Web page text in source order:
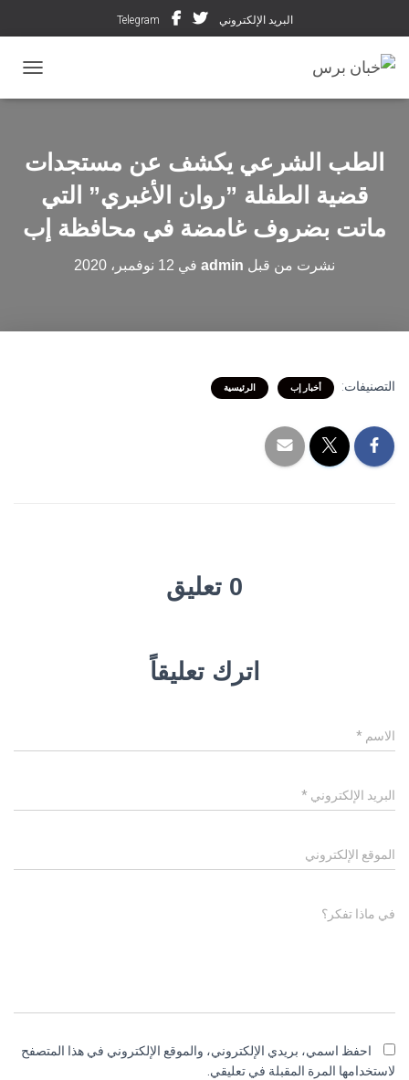
البريد الإلكتروني Telegram
الطب الشرعي يكشف عن مستجدات
قضية الطفلة ”روان الأغبري” التي
ماتت بضروف غامضة في محافظة إب
نشرت من قبل admin في 12 نوفمبر، 2020
التصنيفات: أخبار إب الرئيسية
0 تعليق
اترك تعليقاً
الاسم *
البريد الإلكتروني *
الموقع الإلكتروني
في ماذا تفكر؟
احفظ اسمي، بريدي الإلكتروني، والموقع الإلكتروني في هذا المتصفح
لاستخدامها المرة المقبلة في تعليقي.